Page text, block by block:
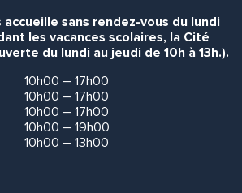
sans rendez-vous du lundi
les vacances scolaires, la Cité
du lundi au jeudi de 10h à 13h.).
10h00 – 17h00
10h00 – 17h00
10h00 – 17h00
10h00 – 19h00
10h00 – 13h00